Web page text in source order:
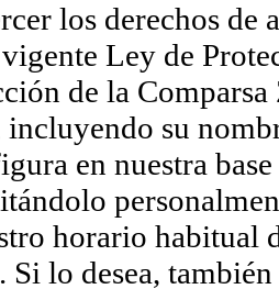
los derechos
Ley de
de la
su
en nuestra
horario habitual
Si lo desea,